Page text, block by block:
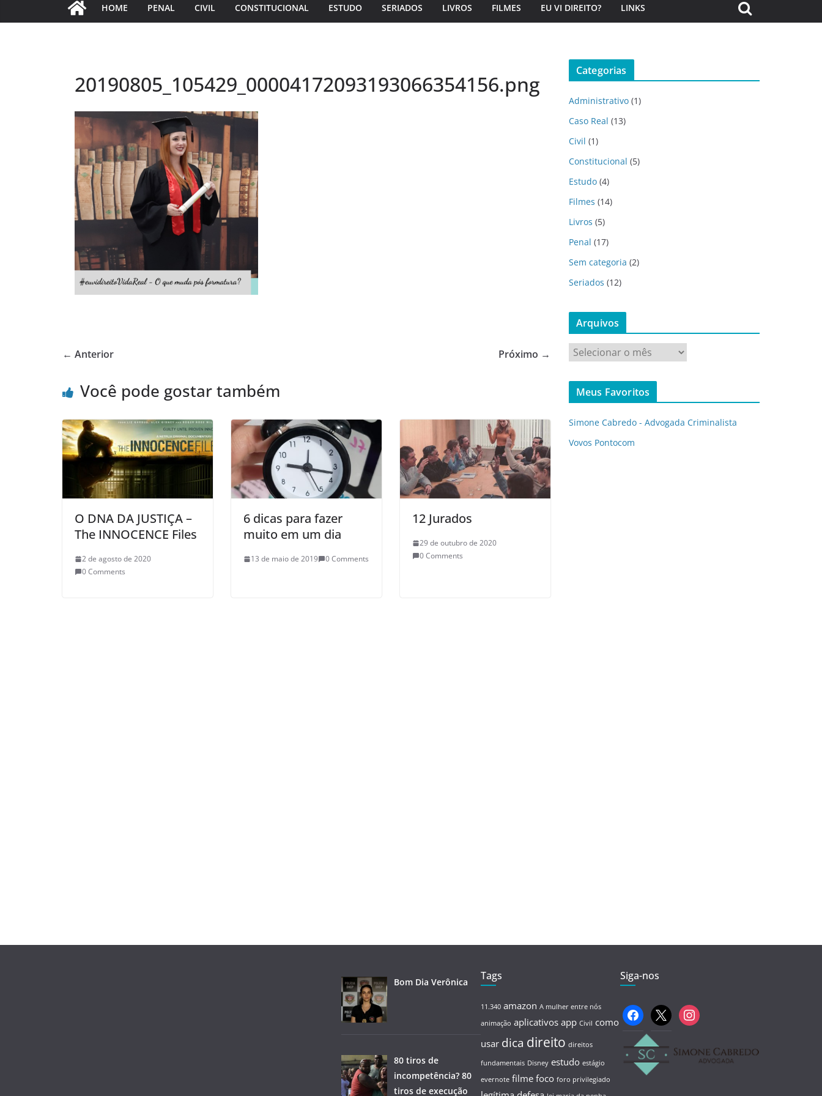
HOME PENAL CIVIL CONSTITUCIONAL ESTUDO SERIADOS LIVROS FILMES EU VI DIREITO? LINKS
20190805_105429_00004172093193066354156.png
← Anterior Próximo →
Você pode gostar também
O DNA DA JUSTIÇA –
The INNOCENCE Files
2 de agosto de 2020
0 Comments
6 dicas para fazer
muito em um dia
13 de maio de 2019 0 Comments
12 Jurados
29 de outubro de 2020
0 Comments
Categorias
Administrativo (1)
Caso Real (13)
Civil (1)
Constitucional (5)
Estudo (4)
Filmes (14)
Livros (5)
Penal (17)
Sem categoria (2)
Seriados (12)
Arquivos
r
q
v
o
Meus Favoritos
Simone Cabredo - Advogada Criminalista
Vovos Pontocom
Bom Dia Verônica
80 tiros de
incompetência? 80
tiros de execução
Tags
11.340 amazon A mulher entre nós
animação aplicativosapp Civil como
usar dica direito direitos
fundamentais Disney estudo estágio
evernote filmefoco foro privilegiado
Siga-nos
facebook
x instagram